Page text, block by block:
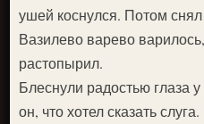
ушей коснулся. Потом
Вазилево варево
растопырил.
Блеснули радостью глаза
он, что хотел сказать